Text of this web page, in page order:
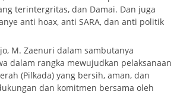
terintergritas, dan Damai. Dan juga
anti hoax, anti SARA, dan anti politik
M. Zaenuri dalam sambutanya
dalam rangka mewujudkan pelaksanaan
(Pilkada) yang bersih, aman, dan
dan komitmen bersama oleh